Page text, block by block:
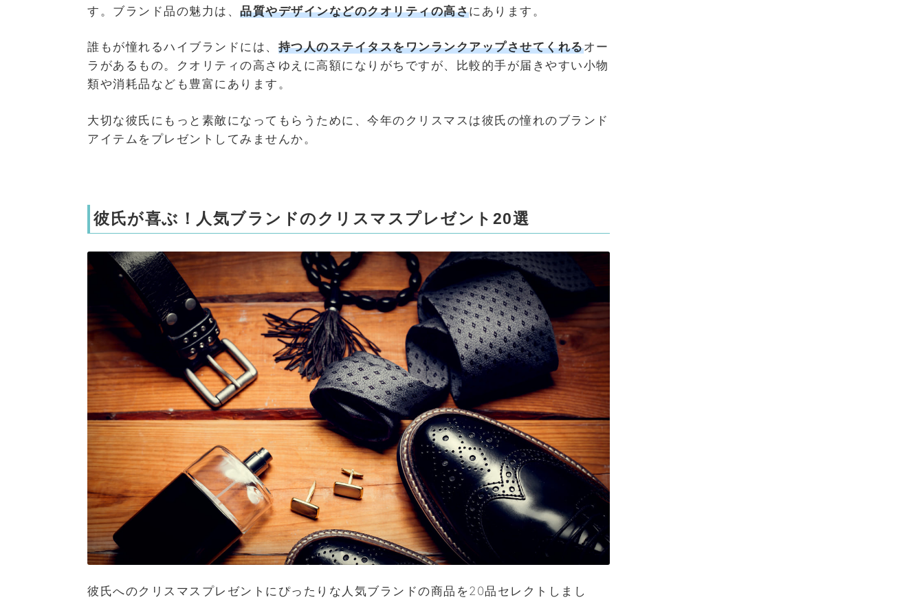
す。ブランド品の魅力は、 品質やデザインなどのクオリティの高さにあります。
誰もが憧れるハイブランドには、 持つ人のステイタスをワンランクアップさせてくれるオー
ラがあるもの。クオリティの高さゆえに高額になりがちですが、比較的手が届きやすい小物
類や消耗品なども豊富にあります。
大切な彼氏にもっと素敵になってもらうために、今年のクリスマスは彼氏の憧れのブランド
アイテムをプレゼントしてみませんか。
彼氏が喜ぶ！人気ブランドのクリスマスプレゼント20選
彼氏へのクリスマスプレゼントにぴったりな人気ブランドの商品を20品セレクトしまし